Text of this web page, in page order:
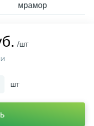
мрамор
/шт
шт